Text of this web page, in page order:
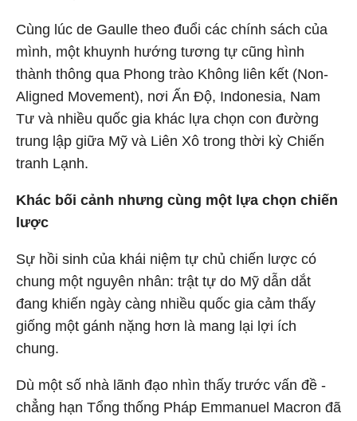
Cùng lúc de Gaulle theo đuổi các chính sách của
mình, một khuynh hướng tương tự cũng hình
thành thông qua Phong trào Không liên kết (Non-
Aligned Movement), nơi Ấn Độ, Indonesia, Nam
Tư và nhiều quốc gia khác lựa chọn con đường
trung lập giữa Mỹ và Liên Xô trong thời kỳ Chiến
tranh Lạnh.
Khác bối cảnh nhưng cùng một lựa chọn chiến
lược
Sự hồi sinh của khái niệm tự chủ chiến lược có
chung một nguyên nhân: trật tự do Mỹ dẫn dắt
đang khiến ngày càng nhiều quốc gia cảm thấy
giống một gánh nặng hơn là mang lại lợi ích
chung.
Dù một số nhà lãnh đạo nhìn thấy trước vấn đề -
chẳng hạn Tổng thống Pháp Emmanuel Macron đã